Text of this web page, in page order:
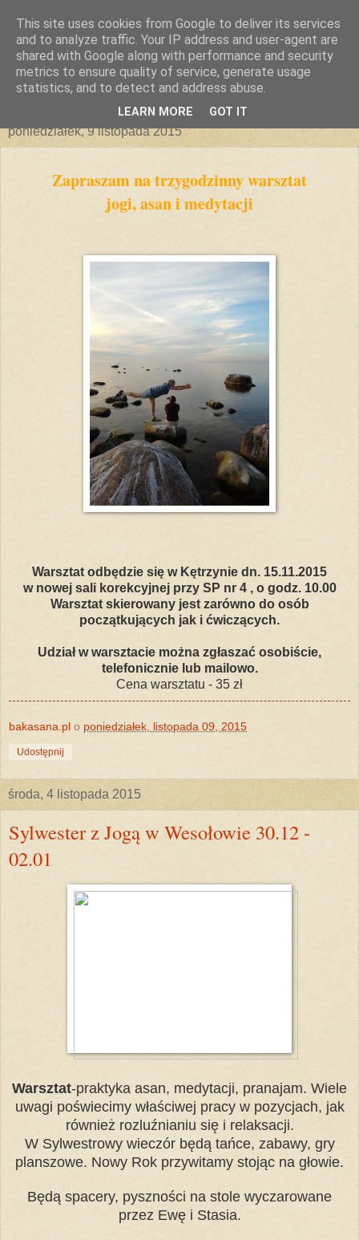
poniedziałek, 9 listopada 2015
Zapraszam na trzygodzinny warsztat
jogi, asan i medytacji
Warsztat odbędzie się w Kętrzynie dn. 15.11.2015
w nowej sali korekcyjnej przy SP nr 4 , o godz. 10.00
Warsztat skierowany jest zarówno do osób
początkujących jak i ćwiczących.
Udział w warsztacie można zgłaszać osobiście,
telefonicznie lub mailowo.
Cena warsztatu - 35 zł
bakasana.pl o poniedziałek, listopada 09, 2015
Udostępnij
środa, 4 listopada 2015
Sylwester z Jogą w Wesołowie 30.12 -
02.01
Warsztat-praktyka asan, medytacji, pranajam. Wiele
uwagi poświecimy właściwej pracy w pozycjach, jak
również rozluźnianiu się i relaksacji.
W Sylwestrowy wieczór będą tańce, zabawy, gry
planszowe. Nowy Rok przywitamy stojąc na głowie.
Będą spacery, pyszności na stole wyczarowane
przez Ewę i Stasia.
This site uses cookies from Google to deliver its services
and to analyze traffic. Your IP address and user-agent are
shared with Google along with performance and security
metrics to ensure quality of service, generate usage
statistics, and to detect and address abuse.
LEARN MORE GOT IT